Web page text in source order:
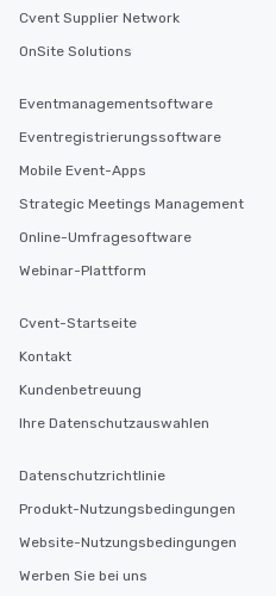
Cvent Supplier Network
OnSite Solutions
Eventmanagementsoftware
Eventregistrierungssoftware
Mobile Event-Apps
Strategic Meetings Management
Online-Umfragesoftware
Webinar-Plattform
Cvent-Startseite
Kontakt
Kundenbetreuung
Ihre Datenschutzauswahlen
Datenschutzrichtlinie
Produkt-Nutzungsbedingungen
Website-Nutzungsbedingungen
Werben Sie bei uns